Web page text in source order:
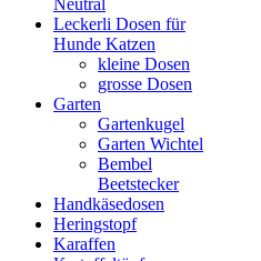
Neutral
Leckerli Dosen für
Hunde Katzen
kleine Dosen
grosse Dosen
Garten
Gartenkugel
Garten Wichtel
Bembel
Beetstecker
Handkäsedosen
Heringstopf
Karaffen